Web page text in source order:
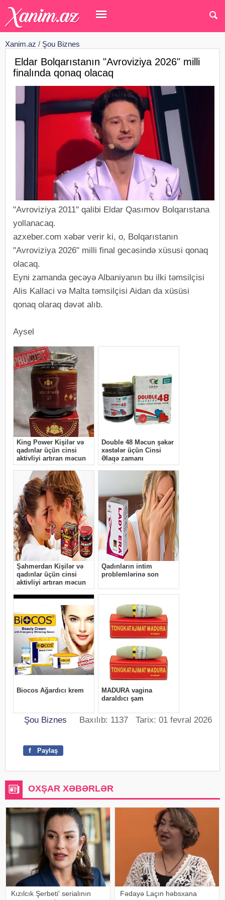
Xanim.az / Şou Biznes
Eldar Bolqarıstanın "Avroviziya 2026" milli
finalında qonaq olacaq
"Avroviziya 2011" qalibi Eldar Qasımov Bolqarıstana
yollanacaq.
azxeber.com xəbər verir ki, o, Bolqarıstanın
"Avroviziya 2026" milli final gecəsində xüsusi qonaq
olacaq.
Eyni zamanda gecəyə Albaniyanın bu ilki təmsilçisi
Alis Kallaci və Malta təmsilçisi Aidan da xüsüsi
qonaq olaraq dəvət alıb.
Aysel
Şou Biznes Baxılıb: 1137 Tarix: 01 fevral 2026
f Paylaş
OXŞAR XƏBƏRLƏR
Kızılcık Şerbeti' serialının
Fədayə Laçın həbsxana